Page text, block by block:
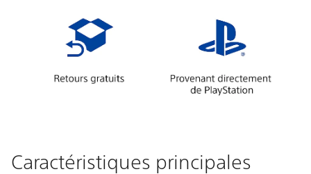
Caractéristiques principales